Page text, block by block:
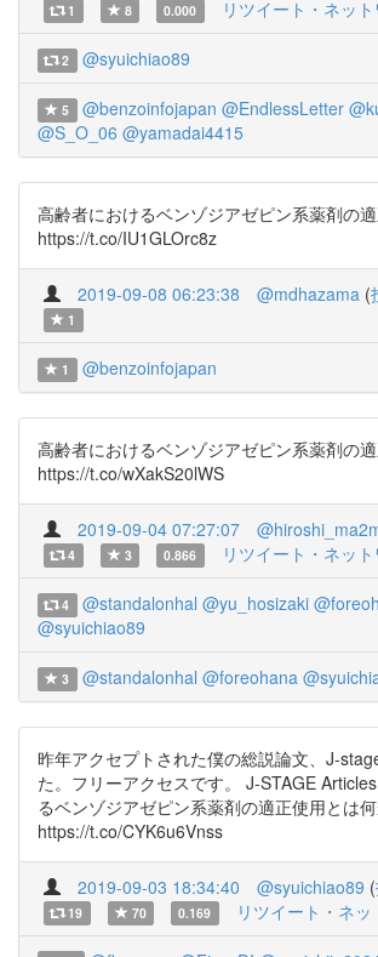
1 8 0.000 リツイート・ネッ
2 @syuichiao89
5 @benzoinfojapan @EndlessLetter
@S_O_06 @yamadai4415
高齢者におけるベンゾジアゼピン系薬剤の
https://t.co/IU1GLOrc8z
2019-09-08 06:23:38 @mdhazama (
1
1 @benzoinfojapan
高齢者におけるベンゾジアゼピン系薬剤の
https://t.co/wXakS20lWS
2019-09-04 07:27:07
4 3 0.866 リツイート・ネッ
4 @standalonhal @yu_hosizaki
@syuichiao89
3 @standalonhal @foreohana
昨年アクセプトされた僕の総説論文、J-
た。フリーアクセスです。 J-STAGE
るベンゾジアゼピン系薬剤の適正使用とは
https://t.co/CYK6u6Vnss
2019-09-03 18:34:40 @syuichiao89 (
19 70 0.169 リツイート・ネ